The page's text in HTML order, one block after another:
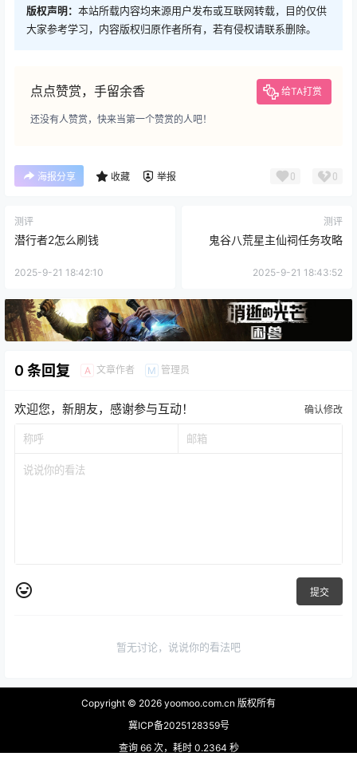
版权声明： 本站所载内容均来源用户发布或互联网转载，目的仅供
大家参考学习，内容版权归原作者所有，若有侵权请联系删除。
点点赞赏，手留余香 给TA打赏
还没有人赞赏，快来当第一个赞赏的人吧！
海报分享 收藏 举报 0 0
测评
潜行者2怎么刷钱
2025-9-21 18:42:10
测评
鬼谷八荒星主仙祠任务攻略
2025-9-21 18:43:52
0 条回复 A 文章作者 M 管理员
欢迎您，新朋友，感谢参与互动！ 确认修改
提交
暂无讨论，说说你的看法吧
Copyright © 2026 yoomoo.com.cn 版权所有
冀ICP备2025128359号
查询 66 次，耗时 0.2364 秒